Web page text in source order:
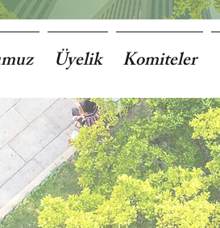
Üyelik Komiteler